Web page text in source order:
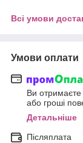
Всі умови
Умови оплати
Ви
або гроші
Детальніше
Післяплата